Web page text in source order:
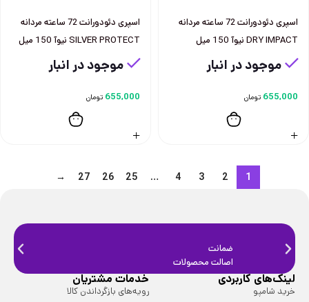
اسپری دئودورانت 72 ساعته مردانه
DRY IMPACT نيوآ 150 ميل
موجود در انبار
655,000 تومان
اسپری دئودورانت 72 ساعته مردانه
SILVER PROTECT نيوآ 150 ميل
موجود در انبار
655,000 تومان
1
2
3
4
…
25
26
27
→
ضمانت
اصالت محصولات
لینک‌های کاربردی
خرید شامپو
خدمات مشتریان
رویه‌های بازگرداندن کالا